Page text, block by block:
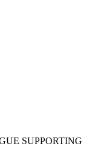
SUPPORTING